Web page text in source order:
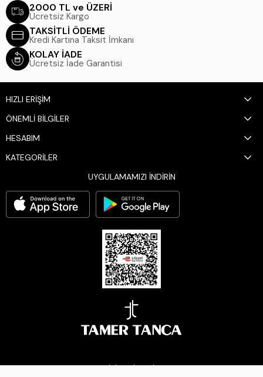
2000 TL ve ÜZERİ
Ücretsiz Kargo
TAKSİTLİ ÖDEME
Kredi Kartına Taksit İmkanı
KOLAY İADE
Ücretsiz İade Garantisi
HIZLI ERİŞİM
ÖNEMLİ BİLGİLER
HESABIM
KATEGORİLER
UYGULAMAMIZI İNDİRİN
BİZİ TAKİP EDİN